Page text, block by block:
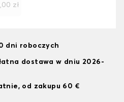
zł
dni roboczych
dostawa w dniu 2026-
od zakupu 60 €